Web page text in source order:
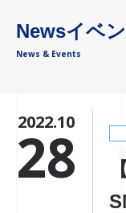
Newsイベ
News & Events
2022.10
28